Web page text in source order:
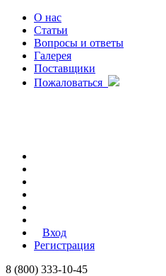
О нас
Статьи
Вопросы и ответы
Галерея
Поставщики
Пожаловаться
Вход
Регистрация
8 (800) 333-10-45